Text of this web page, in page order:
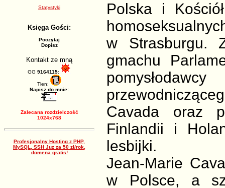
Statystyki
Księga Gości:
Poczytaj
Dopisz
Kontakt ze mną
GG 9164115:
Tlen:
Napisz do mnie:
Zalecana rozdzielczość
1024x768
Profesjonalny Hosting z PHP,
MySQL, SSH Juz za 50 zł/rok,
domena gratis!
Polska i
w Strasburgu.
gmachu
Cavada oraz
Finlandii i
lesbijki.
Jean-Marie
w Polsce, a